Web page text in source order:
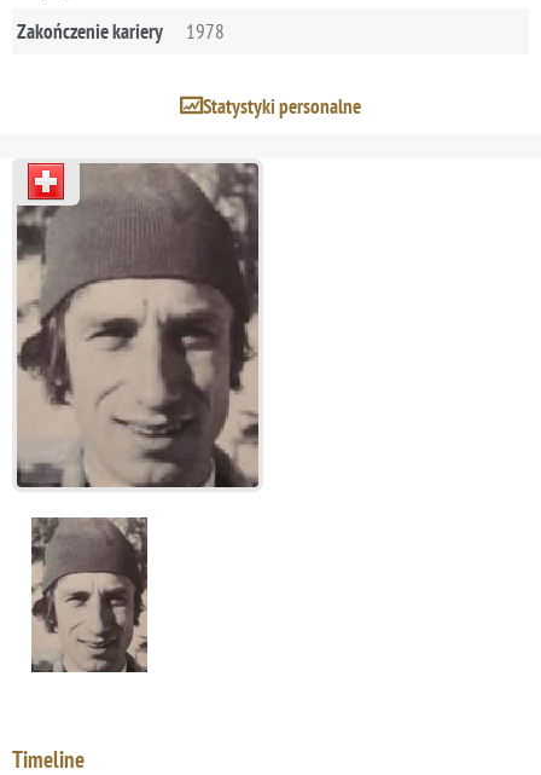
Zakończenie kariery
1978
Statystyki personalne
Timeline